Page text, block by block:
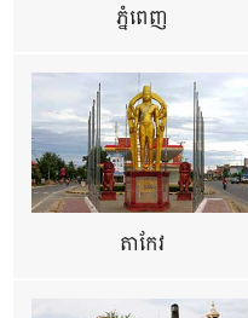
ភ្នំពេញ
តាកែវ